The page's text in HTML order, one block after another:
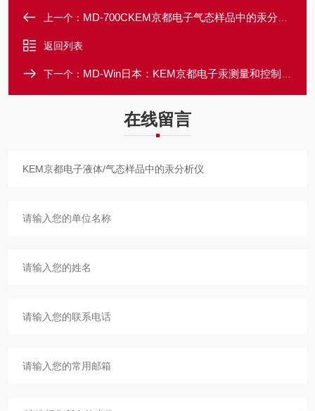
上一个： MD-700CKEM京都电子气态样品中的汞分析仪
返回列表
下一个： MD-Win日本：KEM京都电子汞测量和控制软件
在线留言